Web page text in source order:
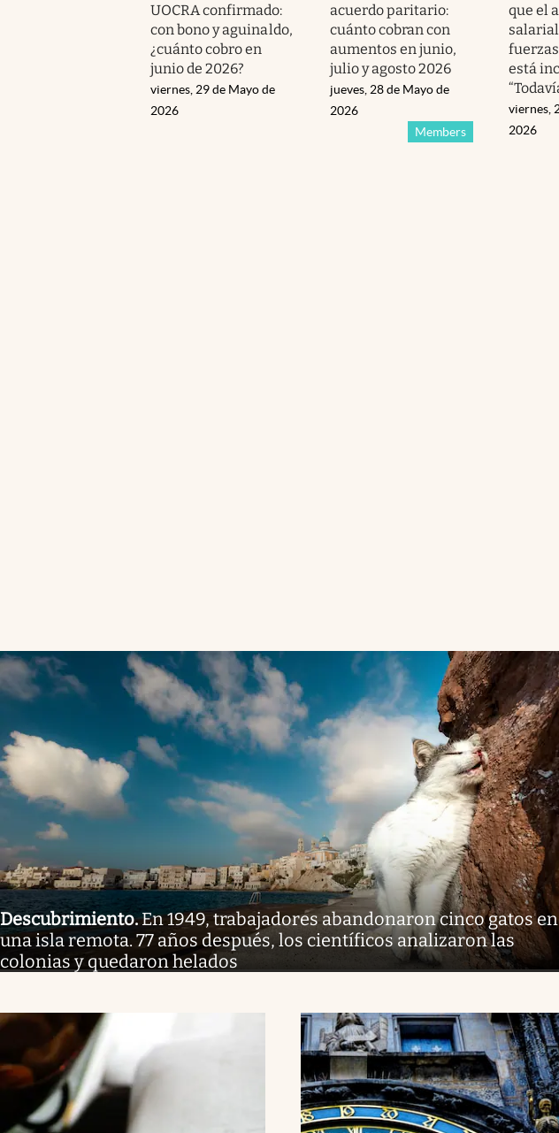
UOCRA confirmado:
con bono y aguinaldo,
¿cuánto cobro en
junio de 2026?
viernes, 29 de Mayo de
2026
acuerdo paritario:
cuánto cobran con
aumentos en junio,
julio y agosto 2026
Members
jueves, 28 de Mayo de
2026
que el
está
viernes,
2026
Descubrimiento.En 1949, trabajadores abandonaron cinco gatos en
una isla remota. 77 años después, los científicos analizaron las
colonias y quedaron helados